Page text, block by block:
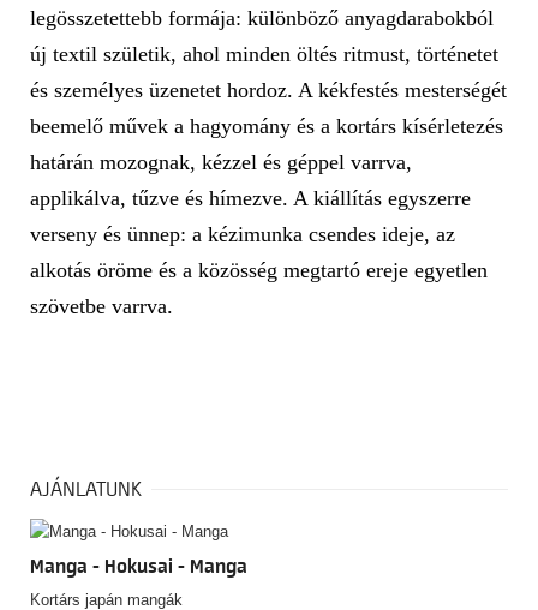
legösszetettebb formája: különböző anyagdarabokból
új textil születik, ahol minden öltés ritmust, történetet
és személyes üzenetet hordoz. A kékfestés mesterségét
beemelő művek a hagyomány és a kortárs kísérletezés
határán mozognak, kézzel és géppel varrva,
applikálva, tűzve és hímezve. A kiállítás egyszerre
verseny és ünnep: a kézimunka csendes ideje, az
alkotás öröme és a közösség megtartó ereje egyetlen
szövetbe varrva.
AJÁNLATUNK
Manga - Hokusai - Manga
Kortárs japán mangák